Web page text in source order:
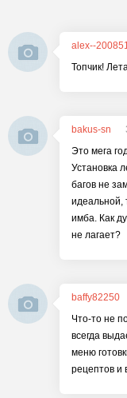
alex--
Топчик!
bakus-sn
Это мега
Установка
багов не
идеальной,
имба. Как
не лагает?
baffy82250
Что-то не
всегда
меню
рецептов и